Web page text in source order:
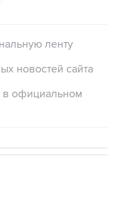
ленту
новостей сайта
в официальном